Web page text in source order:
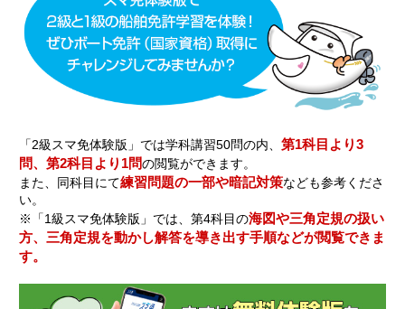
「2級スマ免体験版」では学科講習50問の内、 第1科目より3
問、第2科目より1問の閲覧ができます。
また、同科目にて練習問題の一部や暗記対策なども参考くださ
い。
※「1級スマ免体験版」では、第4科目の海図や三角定規の扱い
方、三角定規を動かし解答を導き出す手順などが閲覧できま
す。